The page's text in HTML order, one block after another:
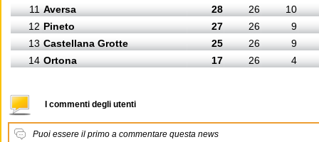
11 Aversa 28 26
10
12 Pineto 27 26
9
13 Castellana Grotte 25 26
9
14 Ortona 17 26 4
I commenti degli utenti
Puoi essere il primo a commentare questa news